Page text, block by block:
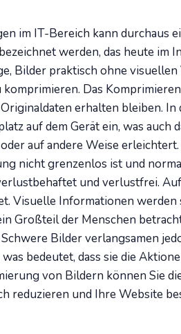
im IT-Bereich kann durchaus
werden, das heute im
Bilder praktisch ohne
Das
erhalten bleiben. In
auf dem Gerät ein, was auch
auf andere Weise
nicht grenzenlos ist und
und verlustfrei.
Visuelle Informationen werden
Großteil der Menschen
Bilder verlangsamen
bedeutet, dass sie die
von Bildern können Sie
reduzieren und Ihre Website